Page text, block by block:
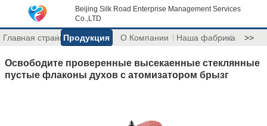
Beijing Silk Road Enterprise Management Services
Co.,LTD
Главная страницаПродукция О Компании Наша фабрика >>
Освободите проверенные высекаенные стеклянные
пустые флаконы духов с атомизатором брызг